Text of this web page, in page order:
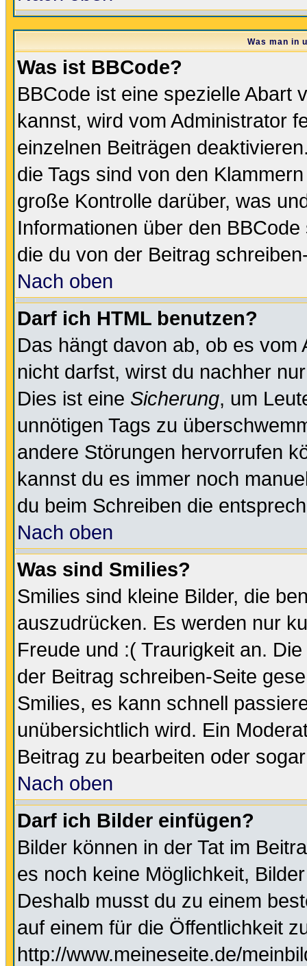
Was man in
Was ist BBCode?
BBCode ist eine spezielle Abart
kannst, wird vom Administrator
einzelnen Beiträgen
die Tags sind von den
große Kontrolle darüber, was
Informationen über den
die du von der Beitrag
Nach oben
Darf ich HTML benutzen?
Das hängt davon ab, ob es
nicht darfst, wirst du nachher
Dies ist eine Sicherung, um
unnötigen Tags zu
andere Störungen hervorrufen
kannst du es immer noch
du beim Schreiben die
Nach oben
Was sind Smilies?
Smilies sind kleine Bilder, die
auszudrücken. Es werden nur
Freude und :( Traurigkeit an.
der Beitrag schreiben-Seite
Smilies, es kann schnell
unübersichtlich wird. Ein
Beitrag zu bearbeiten oder
Nach oben
Darf ich Bilder einfügen?
Bilder können in der Tat im
es noch keine Möglichkeit,
Deshalb musst du zu einem
auf einem für die Öffentlichkeit
http://www.meineseite.de/